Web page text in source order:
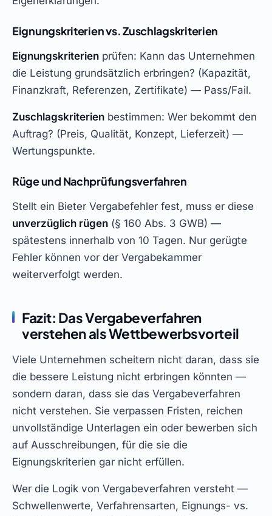
Eignungskriterien vs. Zuschlagskriterien
Eignungskriterien prüfen: Kann das Unternehmen
die Leistung grundsätzlich erbringen? (Kapazität,
Finanzkraft, Referenzen, Zertifikate) — Pass/Fail.
Zuschlagskriterien bestimmen: Wer bekommt den
Auftrag? (Preis, Qualität, Konzept, Lieferzeit) —
Wertungspunkte.
Rüge und Nachprüfungsverfahren
Stellt ein Bieter Vergabefehler fest, muss er diese
unverzüglich rügen (§ 160 Abs. 3 GWB) —
spätestens innerhalb von 10 Tagen. Nur gerügte
Fehler können vor der Vergabekammer
weiterverfolgt werden.
Fazit: Das Vergabeverfahren
verstehen als Wettbewerbsvorteil
Viele Unternehmen scheitern nicht daran, dass sie
die bessere Leistung nicht erbringen könnten —
sondern daran, dass sie das Vergabeverfahren
nicht verstehen. Sie verpassen Fristen, reichen
unvollständige Unterlagen ein oder bewerben sich
auf Ausschreibungen, für die sie die
Eignungskriterien gar nicht erfüllen.
Wer die Logik von Vergabeverfahren versteht —
Schwellenwerte, Verfahrensarten, Eignungs- vs.